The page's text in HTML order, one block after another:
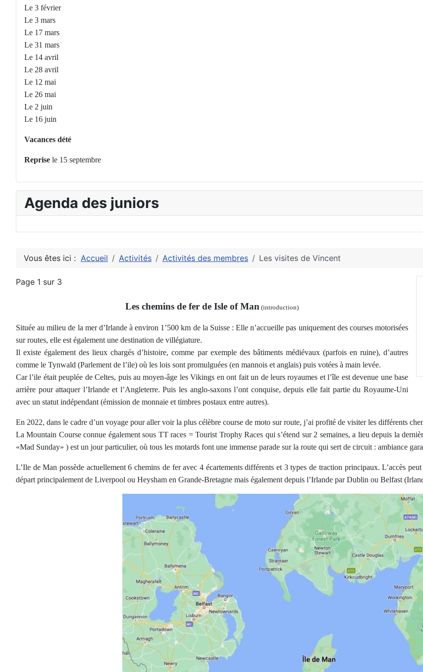
Le 3 février
Le 3 mars
Le 17 mars
Le 31 mars
Le 14 avril
Le 28 avril
Le 12 mai
Le 26 mai
Le 2 juin
Le 16 juin
Vacances dété
Reprise le 15 septembre
Agenda des juniors
Vous êtes ici : Accueil Activités Activités des membres Les visites de Vincent
Page 1 sur 3
Les chemins de fer de Isle of Man (introduction)
Située au milieu de la mer d’Irlande à environ 1’500 km de la Suisse : Elle n’accueille pas uniquement des courses motorisées
sur routes, elle est également une destination de villégiature.
Il existe également des lieux chargés d’histoire, comme par exemple des bâtiments médiévaux (parfois en ruine), d’autres
comme le Tynwald (Parlement de l’ile) où les lois sont promulguées (en mannois et anglais) puis votées à main levée.
Car l’ile était peuplée de Celtes, puis au moyen-âge les Vikings en ont fait un de leurs royaumes et l’île est devenue une base
arrière pour attaquer l’Irlande et l’Angleterre. Puis les anglo-saxons l’ont conquise, depuis elle fait partie du Royaume-Uni
avec un statut indépendant (émission de monnaie et timbres postaux entre autres).
En 2022, dans le cadre d’un voyage pour aller voir la plus célèbre course de moto sur route, j’ai profité de visiter les différents
La Mountain Course connue également sous TT races = Tourist Trophy Races qui s’étend sur 2 semaines, a lieu depuis la
«Mad Sunday» ) est un jour particulier, où tous les motards font une immense parade sur la route qui sert de circuit : ambiance
L’Ile de Man possède actuellement 6 chemins de fer avec 4 écartements différents et 3 types de traction principaux. L’accès
départ principalement de Liverpool ou Heysham en Grande-Bretagne mais également depuis l’Irlande par Dublin ou Belfast